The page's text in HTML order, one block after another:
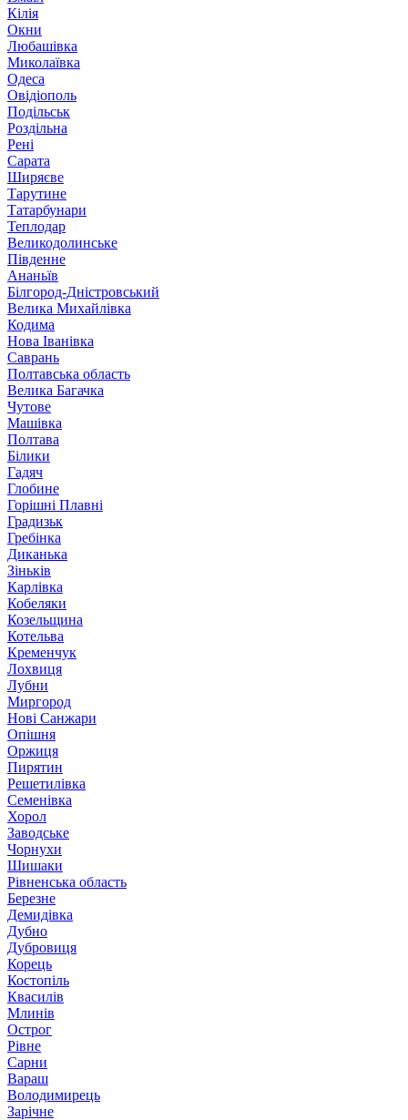
Кілія
Окни
Любашівка
Миколаївка
Одеса
Овідіополь
Подільськ
Роздільна
Рені
Сарата
Ширяєве
Тарутине
Татарбунари
Теплодар
Великодолинське
Південне
Ананьїв
Білгород-Дністровський
Велика Михайлівка
Кодима
Нова Іванівка
Саврань
Полтавська область
Велика Багачка
Чутове
Машівка
Полтава
Білики
Гадяч
Глобине
Горішні Плавні
Градизьк
Гребінка
Диканька
Зіньків
Карлівка
Кобеляки
Козельщина
Котельва
Кременчук
Лохвиця
Лубни
Миргород
Нові Санжари
Опішня
Оржиця
Пирятин
Решетилівка
Семенівка
Хорол
Заводське
Чорнухи
Шишаки
Рівненська область
Березне
Демидівка
Дубно
Дубровиця
Корець
Костопіль
Квасилів
Млинів
Острог
Рівне
Сарни
Вараш
Володимирець
Зарічне